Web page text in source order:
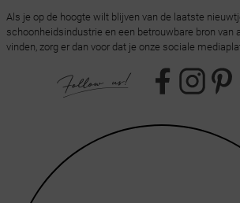
Als je op de hoogte wilt blijven van de laatste
schoonheidsindustrie en een betrouwbare bron van
vinden, zorg er dan voor dat je onze sociale